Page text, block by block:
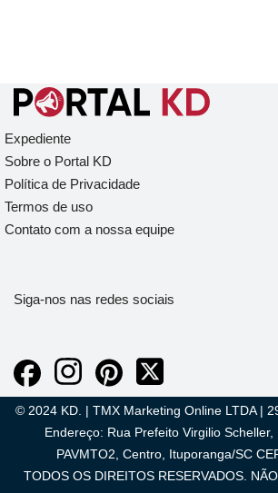
Expediente
Sobre o Portal KD
Política de Privacidade
Termos de uso
Contato com a nossa equipe
Siga-nos nas redes sociais
© 2024 KD. | TMX Marketing Online LTDA |
Endereço: Rua Prefeito Virgilio Scheller,
PAVMTO2, Centro, Ituporanga/SC
TODOS OS DIREITOS RESERVADOS.